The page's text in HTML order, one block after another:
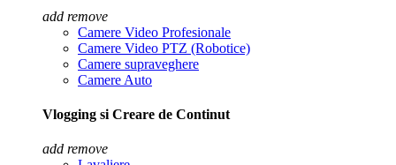
add remove
Camere Video Profesionale
Camere Video PTZ (Robotice)
Camere supraveghere
Camere Auto
Vlogging si Creare de Continut
add remove